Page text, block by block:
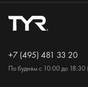
+7 (495) 481 33 20
По будням с 10:00 до 18:30